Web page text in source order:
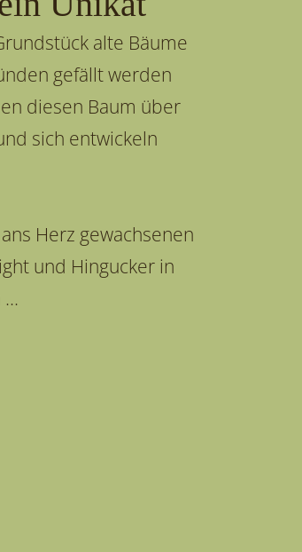
alte Bäume
gefällt werden
diesen Baum über
sich entwickeln
Herz gewachsenen
und Hingucker in